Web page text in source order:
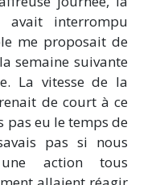
avait interrompu
me proposait de
semaine suivante
La vitesse de la
de court à ce
pas eu le temps de
pas si nous
action tous